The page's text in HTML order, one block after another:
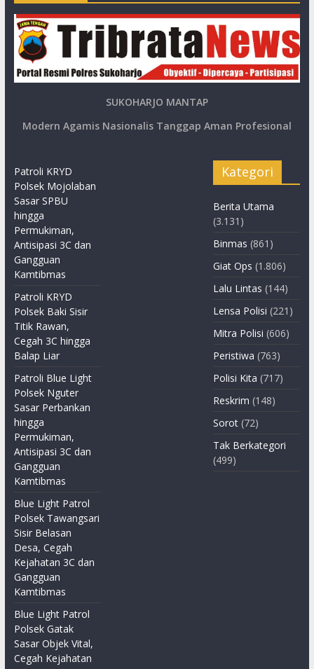
SUKOHARJO MANTAP
Modern Agamis Nasionalis Tanggap Aman Profesional
Patroli KRYD
Polsek Mojolaban
Sasar SPBU
hingga
Permukiman,
Antisipasi 3C dan
Gangguan
Kamtibmas
Patroli KRYD
Polsek Baki Sisir
Titik Rawan,
Cegah 3C hingga
Balap Liar
Patroli Blue Light
Polsek Nguter
Sasar Perbankan
hingga
Permukiman,
Antisipasi 3C dan
Gangguan
Kamtibmas
Blue Light Patrol
Polsek Tawangsari
Sisir Belasan
Desa, Cegah
Kejahatan 3C dan
Gangguan
Kamtibmas
Blue Light Patrol
Polsek Gatak
Sasar Objek Vital,
Cegah Kejahatan
Kategori
Berita Utama
(3.131)
Binmas (861)
Giat Ops (1.806)
Lalu Lintas (144)
Lensa Polisi (221)
Mitra Polisi (606)
Peristiwa (763)
Polisi Kita (717)
Reskrim (148)
Sorot (72)
Tak Berkategori
(499)